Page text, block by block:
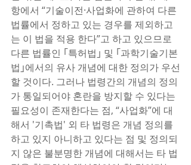
항에서 “기술이전·사업화에 관하여 다른
법률에서 정하고 있는 경우를 제외하고
는 이 법을 적용 한다”고 하고 있으므로
다른 법률인 ｢특허법｣ 및 ｢과학기술기본
법｣에서의 유사 개념에 대한 정의가 우선
할 것이다. 그러나 법령간의 개념의 정의
가 통일되어야 혼란을 방지할 수 있다는
필요성이 존재한다는 점, “사업화”에 대
해서 '기촉법' 외 타 법령은 개념 정의를
하고 있지 아니하고 있다는 점 및 정의되
지 않은 불분명한 개념에 대해서는 타 법